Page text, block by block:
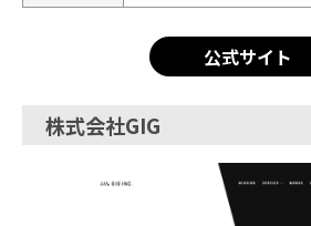
公式サイト
株式会社GIG